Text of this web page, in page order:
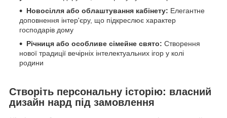
Новосілля або облаштування кабінету: Елегантне
доповнення інтер'єру, що підкреслює характер
господарів дому
Річниця або особливе сімейне свято: Створення
нової традиції вечірніх інтелектуальних ігор у колі
родини
Створіть персональну історію: власний
дизайн нард під замовлення